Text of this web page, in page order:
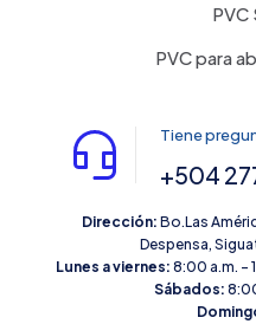
PVC
PVC para
Tiene
+504
Dirección: Bo.Las
Despensa,
Lunes a viernes: 8:00 a.m. –
Sábados: